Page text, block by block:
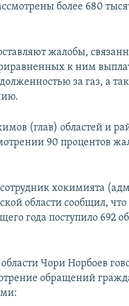
более 680
жалобы,
к ним
за газ, а
(глав) областей и
90 процентов
хокимията
области сообщил,
года поступило 692
Чори Норбоев
обращений